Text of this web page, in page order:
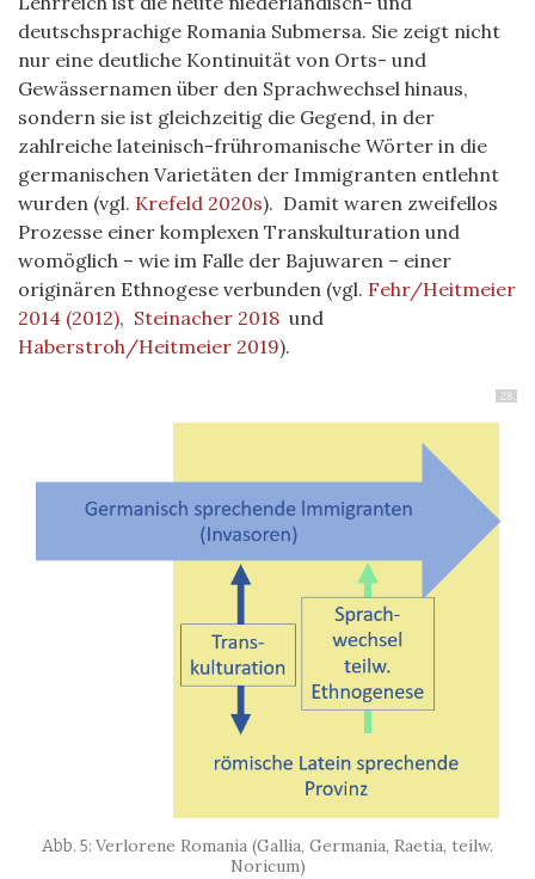
deutschsprachige Romania Submersa. Sie zeigt nicht
nur eine deutliche Kontinuität von Orts- und
Gewässernamen über den Sprachwechsel hinaus,
sondern sie ist gleichzeitig die Gegend, in der
zahlreiche lateinisch-frühromanische Wörter in die
germanischen Varietäten der Immigranten entlehnt
wurden (vgl. Krefeld 2020s). Damit waren zweifellos
Prozesse einer komplexen Transkulturation und
womöglich – wie im Falle der Bajuwaren – einer
originären Ethnogese verbunden (vgl. Fehr/Heitmeier
2014 (2012), Steinacher 2018 und
Haberstroh/Heitmeier 2019).
28
Verlorene Romania (Gallia, Germania, Raetia, teilw.
Noricum)